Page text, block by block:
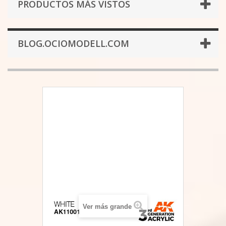
PRODUCTOS MÁS VISTOS
BLOG.OCIOMODELL.COM
Ver más grande